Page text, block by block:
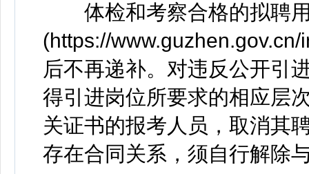
体检和考察合格的拟聘用
(https://
后不再递补。对违反公开引
得引进岗位所要求的相应层
关证书的报考人员，取消其
存在合同关系，须自行解除